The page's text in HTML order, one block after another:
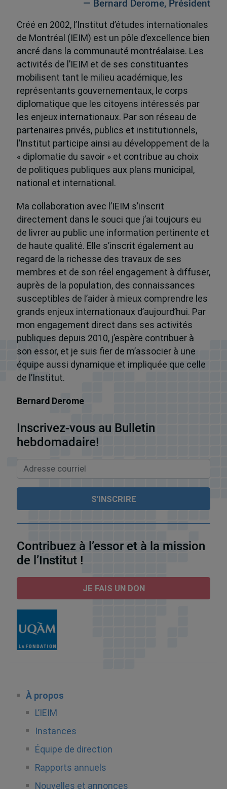
— Bernard Derome, Président
Créé en 2002, l’Institut d’études internationales
de Montréal (IEIM) est un pôle d’excellence bien
ancré dans la communauté montréalaise. Les
activités de l’IEIM et de ses constituantes
mobilisent tant le milieu académique, les
représentants gouvernementaux, le corps
diplomatique que les citoyens intéressés par
les enjeux internationaux. Par son réseau de
partenaires privés, publics et institutionnels,
l’Institut participe ainsi au développement de la
« diplomatie du savoir » et contribue au choix
de politiques publiques aux plans municipal,
national et international.
Ma collaboration avec l’IEIM s’inscrit
directement dans le souci que j’ai toujours eu
de livrer au public une information pertinente et
de haute qualité. Elle s’inscrit également au
regard de la richesse des travaux de ses
membres et de son réel engagement à diffuser,
auprès de la population, des connaissances
susceptibles de l’aider à mieux comprendre les
grands enjeux internationaux d’aujourd’hui. Par
mon engagement direct dans ses activités
publiques depuis 2010, j’espère contribuer à
son essor, et je suis fier de m’associer à une
équipe aussi dynamique et impliquée que celle
de l’Institut.
Bernard Derome
Inscrivez-vous au Bulletin
hebdomadaire!
Contribuez à l’essor et à la mission
de l’Institut !
JE FAIS UN DON
À propos
L’IEIM
Instances
Équipe de direction
Rapports annuels
Nouvelles et annonces